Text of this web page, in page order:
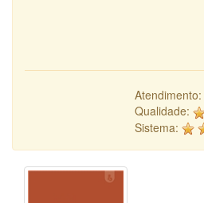
Atendimento:
Qualidade:
Sistema: